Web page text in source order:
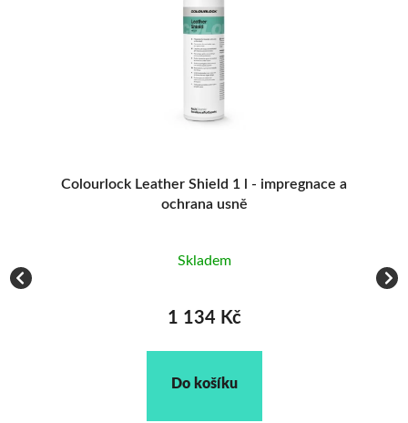
Colourlock Leather Shield 1 l - impregnace a
ochrana usně
Skladem
1 134 Kč
Do košíku